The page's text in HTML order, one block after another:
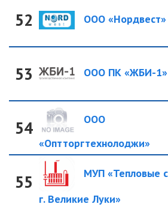
52 ООО «Нордвест»
53 ООО ПК «ЖБИ-1»
54
ООО
«Оптторгтехнолоджи»
55
МУП «Тепловые
г. Великие Луки»